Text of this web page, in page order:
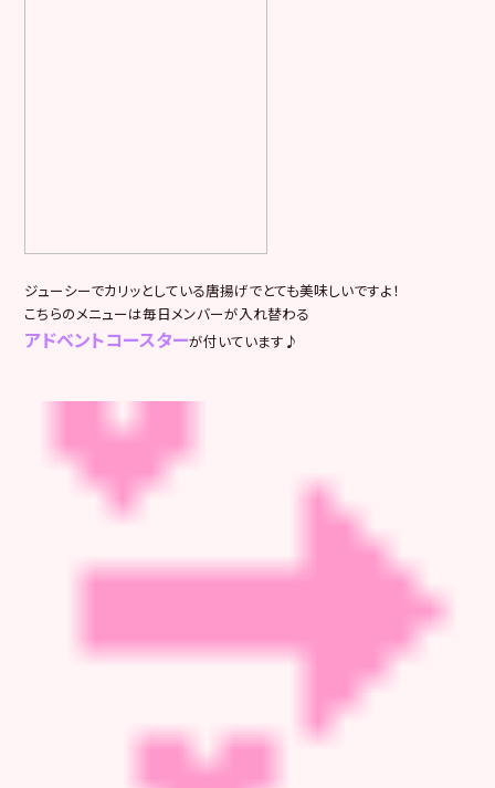
ジューシーでカリッとしている唐揚げでとても美味しいですよ！
こちらのメニューは毎日メンバーが入れ替わる
アドベントコースターが付いています♪